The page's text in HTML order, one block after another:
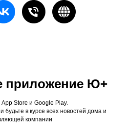
приложение Ю+
App Store и Google Play.
будьте в курсе всех новостей дома и
компании